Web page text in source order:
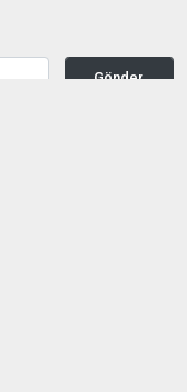
Gönder